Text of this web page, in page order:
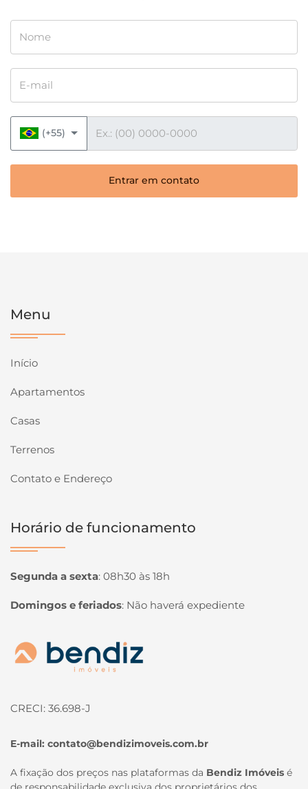
(+55)
Entrar em contato
Menu
Início
Apartamentos
Casas
Terrenos
Contato e Endereço
Horário de funcionamento
Segunda a sexta: 08h30 às 18h
Domingos e feriados: Não haverá expediente
Página inicial
CRECI: 36.698-J
E-mail: contato@bendizimoveis.com.br
A fixação dos preços nas plataformas da Bendiz Imóveis é